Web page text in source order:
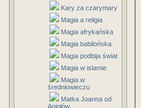
Kary za czarymary
Magia a religia
Magia afrykańska
Magia babilońska
Magia podbija świat
Magia w islamie
Magia w
średniowieczu
Matka Joanna od
Aniołów